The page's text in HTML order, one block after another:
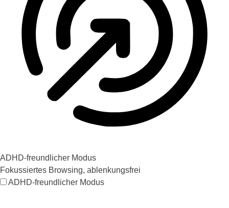
ADHD-freundlicher Modus
Fokussiertes Browsing, ablenkungsfrei
ADHD-freundlicher Modus